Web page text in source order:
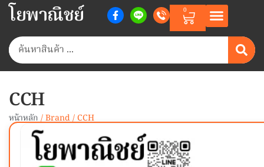
โยพาณิชย์ 0
CCH
หน้าหลัก / Brand / CCH